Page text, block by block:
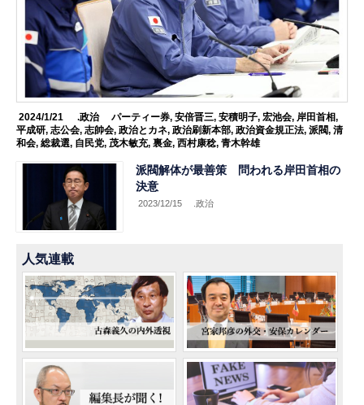
2024/1/21 .政治 パーティー券, 安倍晋三, 安積明子, 宏池会, 岸田首相,
平成研,志公会,志帥会,政治とカネ,政治刷新本部,政治資金規正法,派閥,清
和会,総裁選, 自民党, 茂木敏充,裏金,西村康稔,青木幹雄
派閥解体が最善策 問われる岸田首相の
決意
2023/12/15 .政治
人気連載